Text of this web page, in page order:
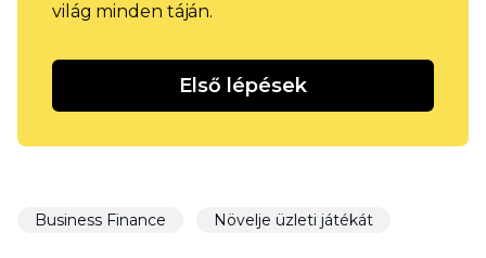
világ minden táján.
Első lépések
Business Finance Növelje üzleti játékát